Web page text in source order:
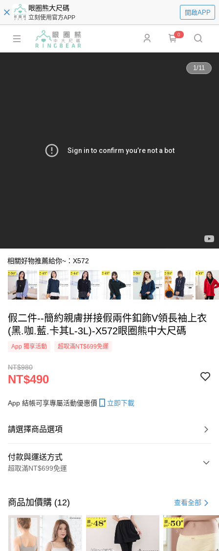
眼圈熊大尺碼
立刻使用官方APP
開啟APP
0
1/11
相關好物推薦給你~：X572
假二件--簡約親膚拼接假兩件釦飾V領長袖上衣
(黑.咖.藍.卡其L-3L)-X572眼圈熊中大尺碼
App 獨享活動 超取滿NT$699免運
NT$980
NT$490
App 結帳可享專屬活動優惠價 立即下載
請選擇商品選項
付款與運送方式
超取滿NT$699免運
信用卡一次付款
超商取貨付款
LINE Pay
商品加價購 (12) 查看全部